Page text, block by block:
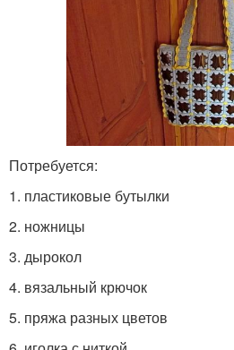
Потребуется:
1. пластиковые бутылки
2. ножницы
3. дырокол
4. вязальный крючок
5. пряжа разных цветов